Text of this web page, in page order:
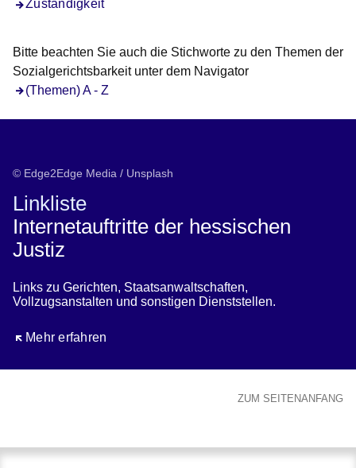
Zuständigkeit
Bitte beachten Sie auch die Stichworte zu den Themen der
Sozialgerichtsbarkeit unter dem Navigator
(Themen) A - Z
© Edge2Edge Media / Unsplash
Linkliste
Internetauftritte der hessischen
Justiz
Links zu Gerichten, Staatsanwaltschaften,
Vollzugsanstalten und sonstigen Dienststellen.
Mehr erfahren
Öffnet sich in einem neuen Fenster
ZUM SEITENANFANG